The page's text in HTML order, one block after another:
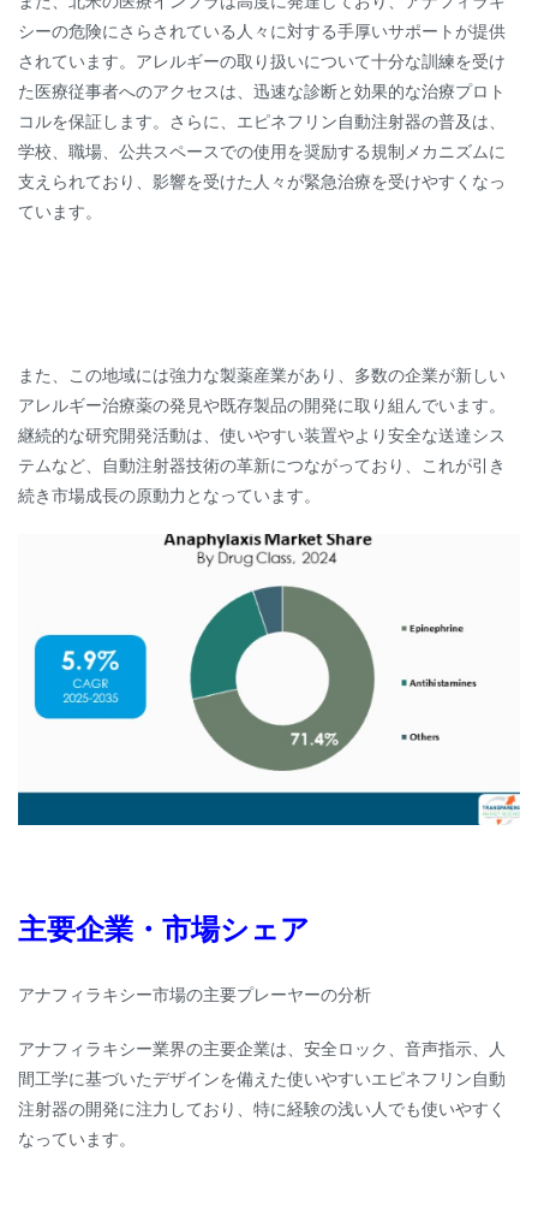
シーの危険にさらされている人々に対する手厚いサポートが提供
されています。アレルギーの取り扱いについて十分な訓練を受け
た医療従事者へのアクセスは、迅速な診断と効果的な治療プロト
コルを保証します。さらに、エピネフリン自動注射器の普及は、
学校、職場、公共スペースでの使用を奨励する規制メカニズムに
支えられており、影響を受けた人々が緊急治療を受けやすくなっ
ています。
また、この地域には強力な製薬産業があり、多数の企業が新しい
アレルギー治療薬の発見や既存製品の開発に取り組んでいます。
継続的な研究開発活動は、使いやすい装置やより安全な送達シス
テムなど、自動注射器技術の革新につながっており、これが引き
続き市場成長の原動力となっています。
主要企業・市場シェア
アナフィラキシー市場の主要プレーヤーの分析
アナフィラキシー業界の主要企業は、安全ロック、音声指示、人
間工学に基づいたデザインを備えた使いやすいエピネフリン自動
注射器の開発に注力しており、特に経験の浅い人でも使いやすく
なっています。